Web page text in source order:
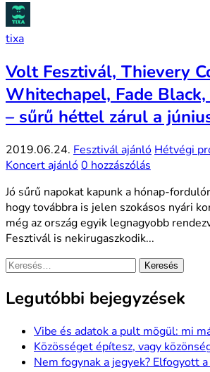
tixa
Volt Fesztivál, Thievery
Whitechapel, Fade
– sűrű héttel zárul a
2019.06.24. Fesztivál ajánló Hétvégi
Koncert ajánló0 hozzászólás
Jó sűrű napokat kapunk a hónap-
hogy továbbra is jelen szokásos nyári
még az ország egyik legnagyobb
Fesztivál is nekirugaszkodik...
Keresés:
Legutóbbi bejegyzések
Vibe és adatok a pult mögül: mi
Közösséget építesz, vagy
Nem fogynak a jegyek? Elfogyott